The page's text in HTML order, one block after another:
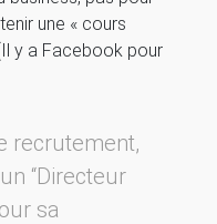
une « cours
y a Facebook pour
recrutement,
“Directeur
sa